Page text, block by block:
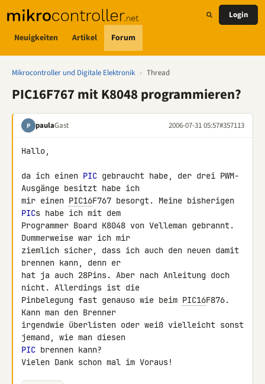
Neuigkeiten Artikel Forum
Login
Mikrocontroller und Digitale Elektronik › Thread
PIC16F767 mit K8048 programmieren?
P paulaGast 2006-07-31 05:57#357113
Hallo,
da ich einen PIC gebraucht habe, der drei PWM-
Ausgänge besitzt habe ich
mir einen PIC16
PICs habe ich mit dem
Programmer Board K8048 von Velleman gebrannt.
Dummerweise war ich mir
ziemlich sicher, dass ich auch den neuen damit
brennen kann, denn er
hat ja auch 28Pins. Aber nach Anleitung doch
nicht. Allerdings ist die
Pinbelegung fast genauso wie beim PIC16F876.
Kann man den Brenner
irgendwie überlisten oder weiß vielleicht sonst
PIC brennen kann?
Vielen Dank schon mal im Voraus!